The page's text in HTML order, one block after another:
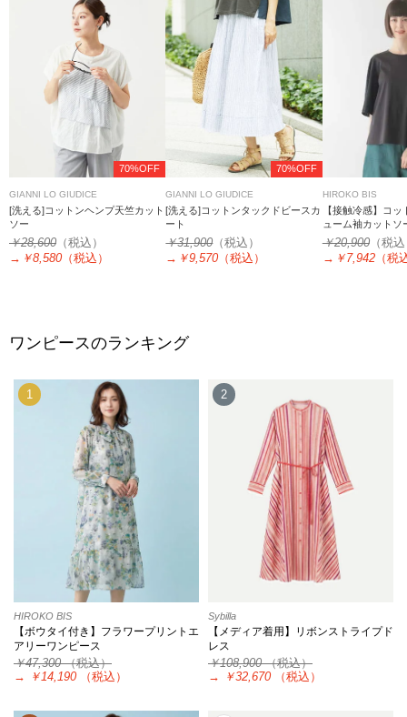
70%OFF
GIANNI LO GIUDICE
[洗える]コットンヘンプ天竺カット
ソー
￥28,600 （税込）
→ ￥8,580 （税込）
70%OFF
GIANNI LO GIUDICE
[洗える]コットンタックドビースカ
ート
￥31,900（税込）
→ ￥9,570 （税込）
HIROKO BIS
【接触冷感】コ
ューム袖カットソ
￥20,900（税
→ ￥7,942（税
ワンピースのランキング
1
HIROKO BIS
【ボウタイ付き】フラワープリントエ
アリーワンピース
￥47,300（税込）
→
￥14,190 （税込）
2
Sybilla
【メディア着用】リボンストライプド
レス
￥108,900（税込）
→
￥32,670 （税込）